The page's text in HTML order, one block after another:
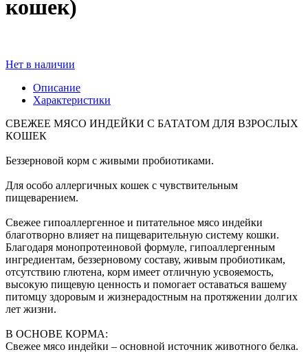
кошек)
Нет в наличии
Описание
Характеристики
СВЕЖЕЕ МЯСО ИНДЕЙКИ С БАТАТОМ ДЛЯ ВЗРОСЛЫХ
КОШЕК
Беззерновой корм с живыми пробиотиками.
Для особо аллергичных кошек с чувствительным
пищеварением.
Свежее гипоаллергенное и питательное мясо индейки
благотворно влияет на пищеварительную систему кошки.
Благодаря монопротеиновой формуле, гипоаллергенным
ингредиентам, беззерновому составу, живым пробиотикам,
отсутствию глютена, корм имеет отличную усвояемость,
высокую пищевую ценность и помогает оставаться вашему
питомцу здоровым и жизнерадостным на протяжении долгих
лет жизни.
В ОСНОВЕ КОРМА:
Свежее мясо индейки – основной источник животного белка.